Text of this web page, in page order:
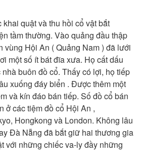
quật và thu hồi cổ vật bắt
tầm thường. Vào quảng đầu thập
vùng Hội An ( Quảng Nam ) đã lưới
một số ít bát đĩa xưa. Họ cất dấu
buôn đồ cổ. Thấy có lợi, họ tiếp
xuống đáy biển . Được thêm một
và kín đáo bán tiếp. Số đồ cổ bán
ở các tiệm đồ cổ Hội An ,
Hongkong và London. Không lâu
Đà Nẵng đã bắt giữ hai thương gia
với những chiếc va-ly đầy những